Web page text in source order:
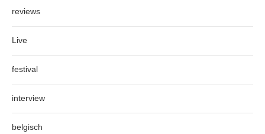
reviews
Live
festival
interview
belgisch